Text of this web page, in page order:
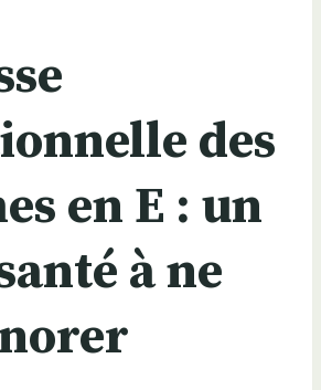
des
en E : un
à ne